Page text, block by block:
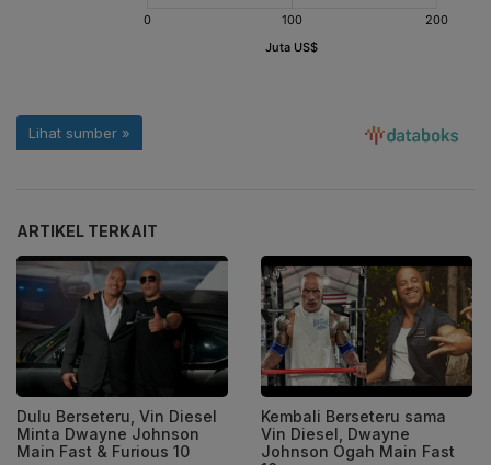
ARTIKEL TERKAIT
Dulu Berseteru, Vin Diesel
Minta Dwayne Johnson
Main Fast & Furious 10
Kembali Berseteru sama
Vin Diesel, Dwayne
Johnson Ogah Main Fast